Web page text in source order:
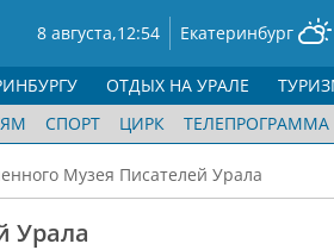
8 августа,12:54 Екатеринбург
СПОРТ ЦИРК ТЕЛЕПРОГРАММА
ОТДЫХ НА УРАЛЕ
Музея Писателей Урала
Урала